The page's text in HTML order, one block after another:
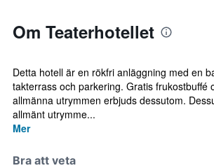
Om Teaterhotellet
Detta hotell är en rökfri anläggning med en
takterrass och parkering. Gratis frukostbuffé
allmänna utrymmen erbjuds dessutom.
allmänt utrymme...
Mer
Bra att veta